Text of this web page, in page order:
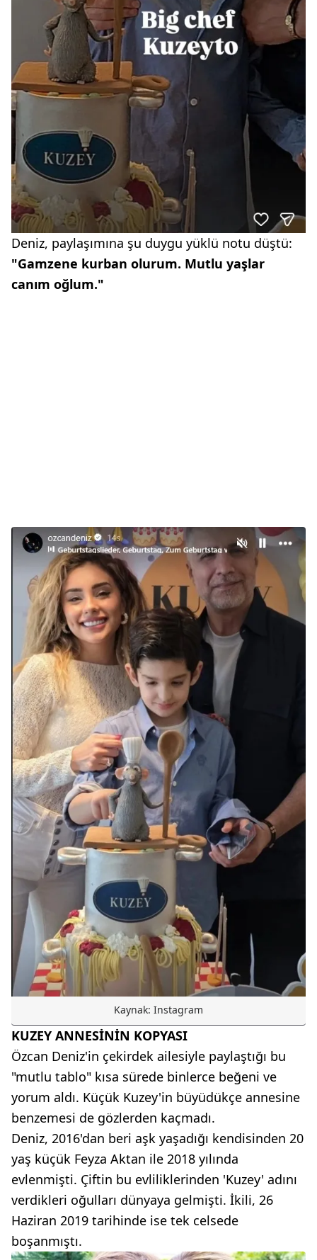
Deniz, paylaşımına şu duygu yüklü notu düştü:
"Gamzene kurban olurum. Mutlu yaşlar
canım oğlum."
Kaynak: Instagram
KUZEY ANNESİNİN KOPYASI
Özcan Deniz'in çekirdek ailesiyle paylaştığı bu
"mutlu tablo" kısa sürede binlerce beğeni ve
yorum aldı. Küçük Kuzey'in büyüdükçe annesine
benzemesi de gözlerden kaçmadı.
Deniz, 2016'dan beri aşk yaşadığı kendisinden 20
yaş küçük Feyza Aktan ile 2018 yılında
evlenmişti. Çiftin bu evliliklerinden 'Kuzey' adını
verdikleri oğulları dünyaya gelmişti. İkili, 26
Haziran 2019 tarihinde ise tek celsede
boşanmıştı.